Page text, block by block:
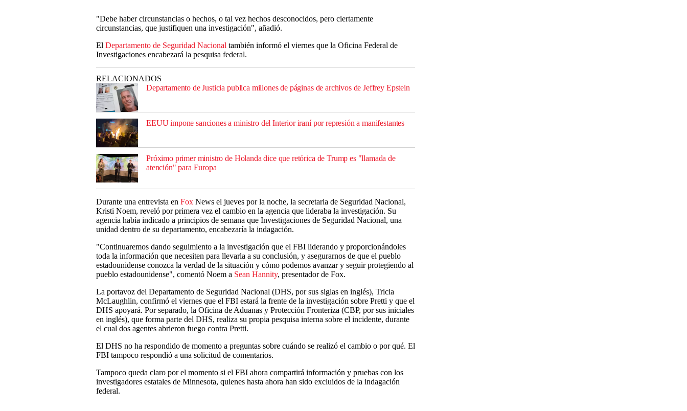
"Debe haber circunstancias o hechos, o tal vez hechos desconocidos, pero ciertamente
circunstancias, que justifiquen una investigación", añadió.
El Departamento de Seguridad Nacional también informó el viernes que la Oficina Federal de
Investigaciones encabezará la pesquisa federal.
RELACIONADOS
Departamento de Justicia publica millones de páginas de archivos de Jeffrey Epstein
EEUU impone sanciones a ministro del Interior iraní por represión a manifestantes
Próximo primer ministro de Holanda dice que retórica de Trump es "llamada de
atención" para Europa
Durante una entrevista en Fox News el jueves por la noche, la secretaria de Seguridad Nacional,
Kristi Noem, reveló por primera vez el cambio en la agencia que lideraba la investigación. Su
agencia había indicado a principios de semana que Investigaciones de Seguridad Nacional, una
unidad dentro de su departamento, encabezaría la indagación.
"Continuaremos dando seguimiento a la investigación que el FBI liderando y proporcionándoles
toda la información que necesiten para llevarla a su conclusión, y asegurarnos de que el pueblo
estadounidense conozca la verdad de la situación y cómo podemos avanzar y seguir protegiendo al
pueblo estadounidense", comentó Noem a Sean Hannity, presentador de Fox.
La portavoz del Departamento de Seguridad Nacional (DHS, por sus siglas en inglés), Tricia
McLaughlin, confirmó el viernes que el FBI estará la frente de la investigación sobre Pretti y que el
DHS apoyará. Por separado, la Oficina de Aduanas y Protección Fronteriza (CBP, por sus iniciales
en inglés), que forma parte del DHS, realiza su propia pesquisa interna sobre el incidente, durante
el cual dos agentes abrieron fuego contra Pretti.
El DHS no ha respondido de momento a preguntas sobre cuándo se realizó el cambio o por qué. El
FBI tampoco respondió a una solicitud de comentarios.
Tampoco queda claro por el momento si el FBI ahora compartirá información y pruebas con los
investigadores estatales de Minnesota, quienes hasta ahora han sido excluidos de la indagación
federal.